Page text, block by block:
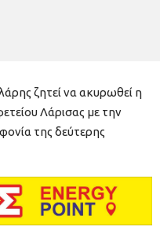
ζητεί να ακυρωθεί η
Λάρισας με την
της δεύτερης